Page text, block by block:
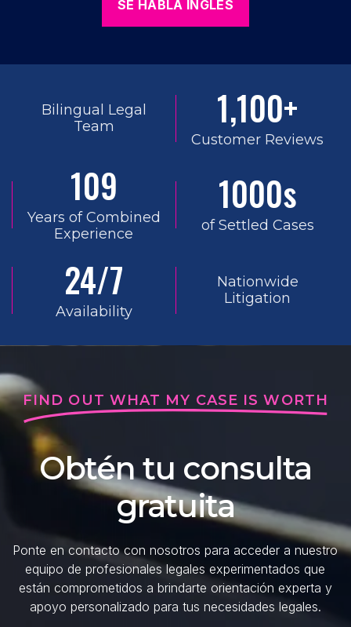
SE HABLA INGLÉS
Bilingual Legal
Team
1,100+
Customer Reviews
109
Years of Combined
Experience
1000s
of Settled Cases
24/7
Availability
Nationwide
Litigation
FIND OUT WHAT MY CASE IS WORTH
Obtén tu consulta
gratuita
Ponte en contacto con nosotros para acceder a nuestro
equipo de profesionales legales experimentados que
están comprometidos a brindarte orientación experta y
apoyo personalizado para tus necesidades legales.